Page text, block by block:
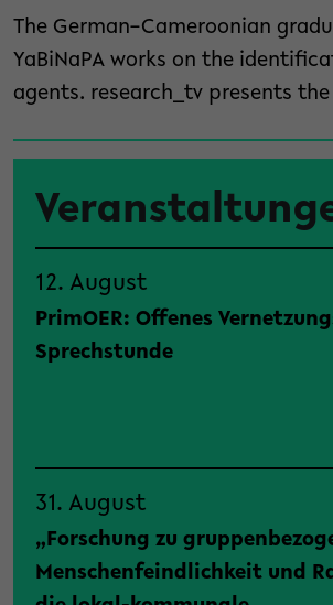
The German–Cameroonian
YaBiNaPA works on the
agents. research_tv presents
12. August
PrimOER: Offenes
Sprechstunde
31. August
„Forschung zu
Menschenfeindlichkeit und